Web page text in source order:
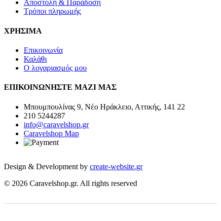
Αποστολή & Παράδοση
Τρόποι πληρωμής
ΧΡΗΣΙΜΑ
Επικοινωνία
Καλάθι
Ο λογαριασμός μου
ΕΠΙΚΟΙΝΩΝΗΣΤΕ ΜΑΖΙ ΜΑΣ
Μπουμπουλίνας 9, Νέο Ηράκλειο, Αττικής, 141 22
210 5244287
info@caravelshop.gr
Caravelshop Map
Design & Development by create-website.gr
© 2026 Caravelshop.gr. All rights reserved